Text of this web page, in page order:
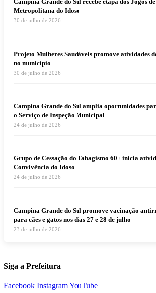
Campina Grande do Sul recebe etapa dos Jogos
Metropolitana do Idoso
30 de julho de 2026
Projeto Mulheres Saudáveis promove atividades
no município
30 de julho de 2026
Campina Grande do Sul amplia oportunidades
o Serviço de Inspeção Municipal
24 de julho de 2026
Grupo de Cessação do Tabagismo 60+ inicia
Convivência do Idoso
24 de julho de 2026
Campina Grande do Sul promove vacinação
para cães e gatos nos dias 27 e 28 de julho
23 de julho de 2026
Siga a Prefeitura
Facebook InstagramYouTube